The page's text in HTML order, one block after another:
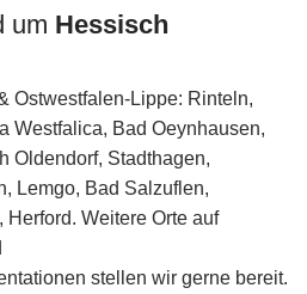
um Hessisch
Ostwestfalen‑Lippe: Rinteln,
Westfalica, Bad Oeynhausen,
Oldendorf, Stadthagen,
Lemgo, Bad Salzuflen,
Herford. Weitere Orte auf
stellen wir gerne bereit.